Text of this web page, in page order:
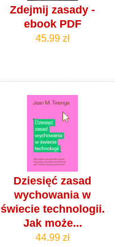
Zdejmij zasady -
ebook PDF
45.99 zł
Dziesięć zasad
wychowania w
świecie technologii.
Jak może...
44.99 zł